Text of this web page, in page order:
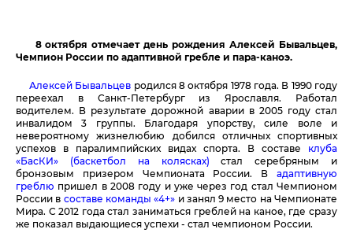
8 октября отмечает день рождения Алексей Бывальцев,
Чемпион России по адаптивной гребле и пара-каноэ.
Алексей Бывальцев родился 8 октября 1978 года. В 1990 году
переехал в Санкт-Петербург из Ярославля. Работал
водителем. В результате дорожной аварии в 2005 году стал
инвалидом 3 группы. Благодаря упорству, силе воле и
невероятному жизнелюбию добился отличных спортивных
успехов в паралимпийских видах спорта. В составе клуба
«БасКИ» (баскетбол на колясках)стал серебряным и
бронзовым призером Чемпионата России. В адаптивную
греблю пришел в 2008 году и уже через год стал Чемпионом
России в составе команды «4+» и занял 9 место на Чемпионате
Мира. С 2012 года стал заниматься греблей на каное, где сразу
же показал выдающиеся успехи - стал чемпионом России.